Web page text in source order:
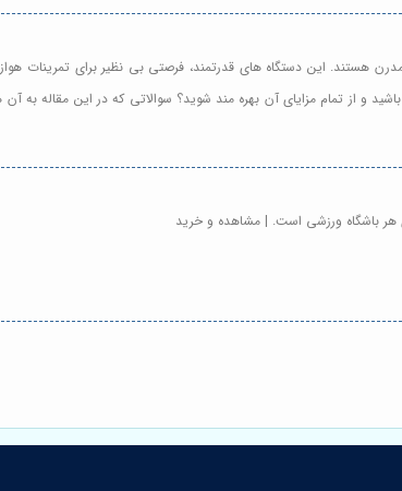
هستند. این دستگاه های قدرتمند، فرصتی بی نظیر برای تمرینات
و از تمام مزایای آن بهره مند شوید؟ سوالاتی که در این مقاله
هر باشگاه ورزشی است. | مشاهده و خرید